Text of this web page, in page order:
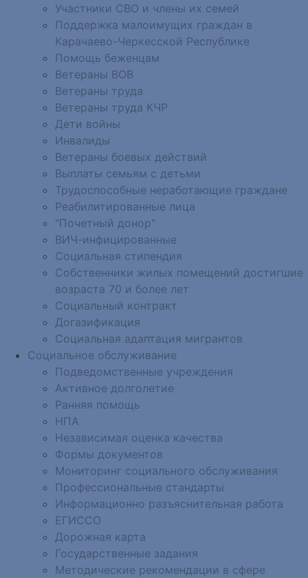
Участники СВО и члены их семей
Поддержка малоимущих граждан в
Карачаево-Черкесской Республике
Помощь беженцам
Ветераны ВОВ
Ветераны труда
Ветераны труда КЧР
Дети войны
Инвалиды
Ветераны боевых действий
Выплаты семьям с детьми
Трудоспособные неработающие граждане
Реабилитированные лица
"Почетный донор"
ВИЧ-инфицированные
Социальная стипендия
Собственники жилых помещений достигшие
возраста 70 и более лет
Социальный контракт
Догазификация
Социальная адаптация мигрантов
Социальное обслуживание
Подведомственные учреждения
Активное долголетие
Ранняя помощь
НПА
Независимая оценка качества
Формы документов
Мониторинг социального обслуживания
Профессиональные стандарты
Информационно разъяснительная работа
ЕГИССО
Дорожная карта
Государственные задания
Методические рекомендации в сфере